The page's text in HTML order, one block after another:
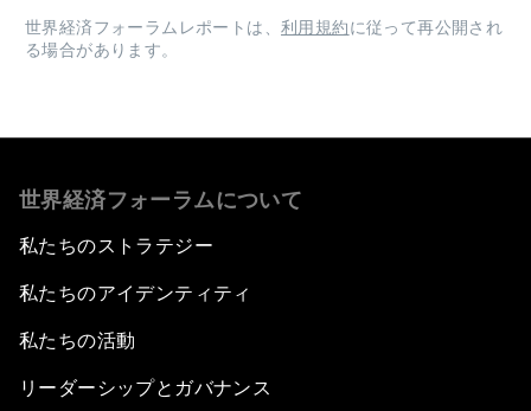
世界経済フォーラムレポートは、 利用規約に従って再公開され
る場合があります。
世界経済フォーラムについて
私たちのストラテジー
私たちのアイデンティティ
私たちの活動
リーダーシップとガバナンス